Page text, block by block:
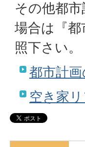
その他都
場合は『
照下さい。
都市計
空き家